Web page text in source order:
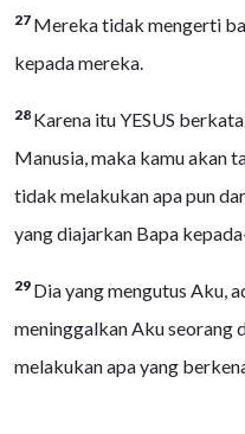
27 Mereka tidak mengerti
kepada mereka.
28 Karena itu YESUS
Manusia, maka kamu akan
tidak melakukan apa pun
yang diajarkan Bapa
29 Dia yang mengutus Aku,
meninggalkan Aku seorang
melakukan apa yang